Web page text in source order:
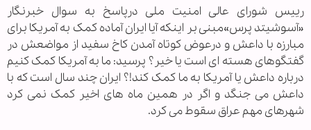
رییس شورای عالی امنیت ملی درپاسخ به سوال خبرنگار
«آسوشیتد پرس»مبنی بر اینکه آیا ایران آماده کمک به آمریکا برای
مبارزه با داعش و درعوض کوتاه آمدن کاخ سفید از مواضعش در
گفتگوهای هسته ای است یا خیر؟ پرسید: ما به آمریکا کمک کنیم
درباره داعش یا آمریکا به ما کمک کند!؟ ایران چند سال است که با
داعش می جنگد و اگر در همین ماه های اخیر کمک نمی کرد
شهرهای مهم عراق سقوط می کرد.